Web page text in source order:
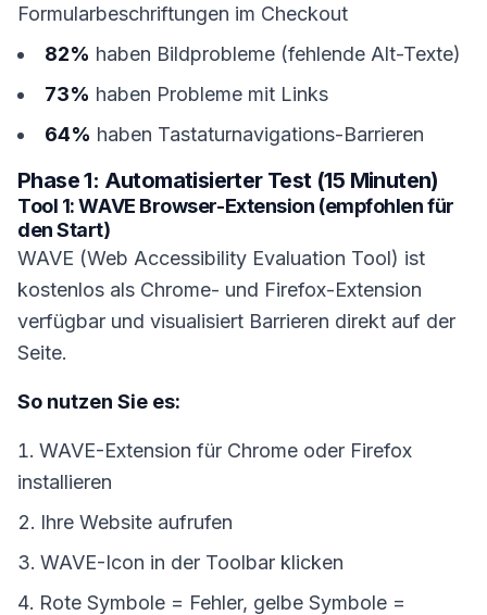
Formularbeschriftungen im Checkout
82% haben Bildprobleme (fehlende Alt-Texte)
73% haben Probleme mit Links
64% haben Tastaturnavigations-Barrieren
Phase 1: Automatisierter Test (15 Minuten)
Tool 1: WAVE Browser-Extension (empfohlen für
den Start)
WAVE (Web Accessibility Evaluation Tool) ist
kostenlos als Chrome- und Firefox-Extension
verfügbar und visualisiert Barrieren direkt auf der
Seite.
So nutzen Sie es:
WAVE-Extension für Chrome oder Firefox
installieren
Ihre Website aufrufen
WAVE-Icon in der Toolbar klicken
Rote Symbole = Fehler, gelbe Symbole =